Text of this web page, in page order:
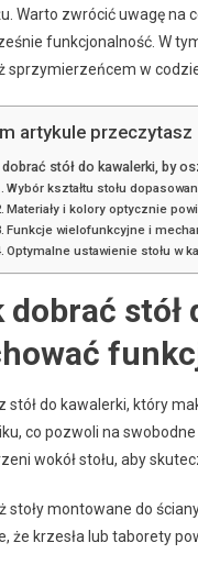
Warto zwrócić uwagę na
funkcjonalność. W
sprzymierzeńcem w
artykule przeczytasz
dobrać stół do kawalerki, by
Wybór kształtu stołu
Materiały i kolory optycznie
Funkcje wielofunkcyjne i
Optymalne ustawienie stołu w
dobrać stół
stół do kawalerki, który
co pozwoli na
wokół stołu, aby
stoły montowane do
że krzesła lub taborety